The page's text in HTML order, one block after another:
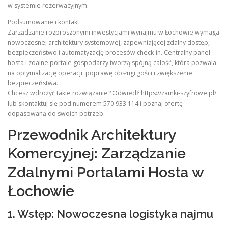
w systemie rezerwacyjnym.
Podsumowanie i kontakt
Zarządzanie rozproszonymi inwestycjami wynajmu w Łochowie wymaga
nowoczesnej architektury systemowej, zapewniającej zdalny dostęp,
bezpieczeństwo i automatyzację procesów check-in. Centralny panel
hosta i zdalne portale gospodarzy tworzą spójną całość, która pozwala
na optymalizację operacji, poprawę obsługi gości i zwiększenie
bezpieczeństwa.
Chcesz wdrożyć takie rozwiązanie? Odwiedź https://zamki-szyfrowe.pl/
lub skontaktuj się pod numerem 570 933 114 i poznaj ofertę
dopasowaną do swoich potrzeb.
Przewodnik Architektury
Komercyjnej: Zarządzanie
Zdalnymi Portalami Hosta w
Łochowie
1. Wstęp: Nowoczesna logistyka najmu